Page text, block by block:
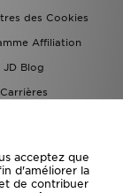
des Cookies
Affiliation
JD Blog
Carrières
acceptez que
d'améliorer la
de contribuer